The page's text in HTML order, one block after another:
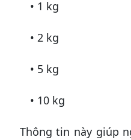
• 1 kg
• 2 kg
• 5 kg
• 10 kg
Thông tin này giúp